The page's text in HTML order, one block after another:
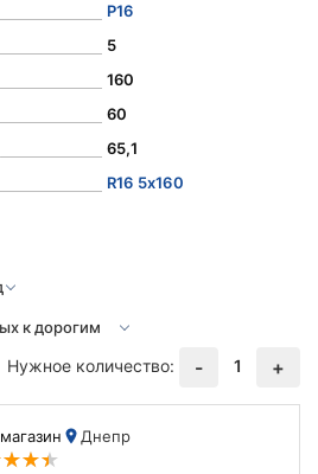
Р16
5
160
60
65,1
R16 5x160
Нужное количество:
- 1 +
магазин Днепр